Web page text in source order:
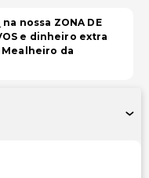
na nossa ZONA DE
e dinheiro extra
Mealheiro da